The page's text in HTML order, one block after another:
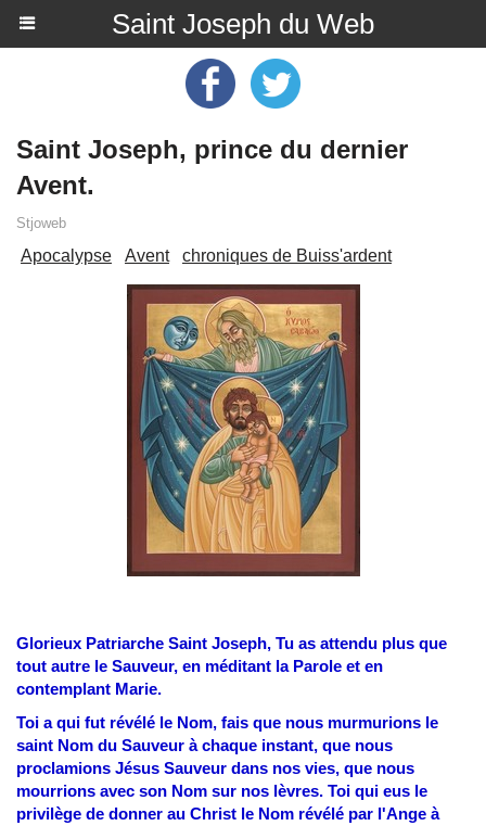
Saint Joseph du Web
Saint Joseph, prince du dernier
Avent.
Stjoweb
Apocalypse Avent chroniques de Buiss'ardent
Glorieux Patriarche Saint Joseph, Tu as attendu plus que
tout autre le Sauveur, en méditant la Parole et en
contemplant Marie.
Toi a qui fut révélé le Nom, fais que nous murmurions le
saint Nom du Sauveur à chaque instant, que nous
proclamions Jésus Sauveur dans nos vies, que nous
mourrions avec son Nom sur nos lèvres. Toi qui eus le
privilège de donner au Christ le Nom révélé par l'Ange à